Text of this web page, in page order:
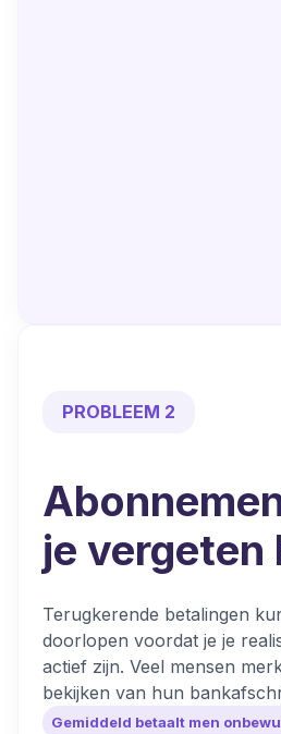
PROBLEEM 2
je vergeten
Terugkerende betalingen
doorlopen voordat je je
actief zijn. Veel mensen
bekijken van hun
Gemiddeld betaalt men